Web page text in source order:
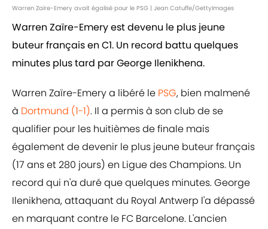
Warren Zaire-Emery avait égalisé pour le PSG | Jean Catuffe/GettyImages
Warren Zaïre-Emery est devenu le plus jeune
buteur français en C1. Un record battu quelques
minutes plus tard par George Ilenikhena.
Warren Zaïre-Emery a libéré le PSG, bien malmené
à Dortmund (1-1). Il a permis à son club de se
qualifier pour les huitièmes de finale mais
également de devenir le plus jeune buteur français
(17 ans et 280 jours) en Ligue des Champions. Un
record qui n'a duré que quelques minutes. George
Ilenikhena, attaquant du Royal Antwerp l'a dépassé
en marquant contre le FC Barcelone. L'ancien